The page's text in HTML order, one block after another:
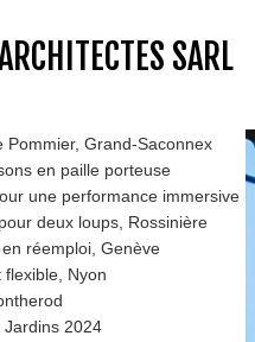
SARL
Pommier, Grand-Saconnex
en paille porteuse
une performance immersive
deux loups, Rossinière
réemploi, Genève
flexible, Nyon
Jardins 2024